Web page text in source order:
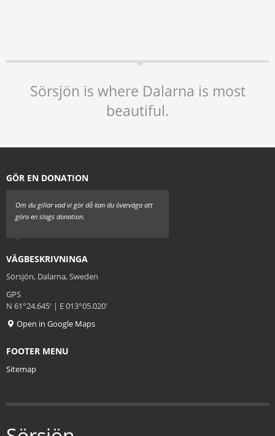
Sörsjön is where Dalarna is most
beautiful.
GÖR EN DONATION
Om du gillar vad vi gör då kan du överväga att
göra en slags donation.
VÄGBESKRIVNINGA
Sörsjön, Dalarna, Sweden
GPS
N 61°24.645' | E 013°05.020'
Open in Google Maps
FOOTER MENU
Sitemap